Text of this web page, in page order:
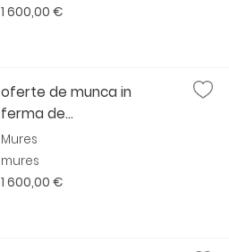
1 600,00 €
oferte de munca in
ferma de...
Mures
mures
1 600,00 €